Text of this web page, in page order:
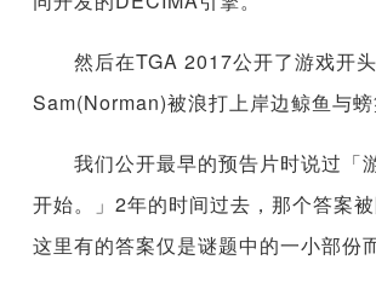
然后在TGA 2017公开了游戏开头
Sam(Norman)被浪打上岸边鲸鱼与
我们公开最早的预告片时说过「
开始。」2年的时间过去，那个答案
这里有的答案仅是谜题中的一小部份